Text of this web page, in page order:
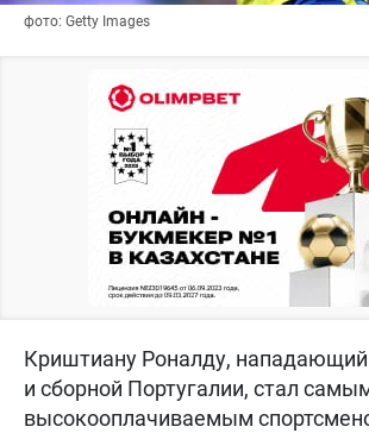
фото: Getty Images
Криштиану Роналду, нападающий
и сборной Португалии, стал
высокооплачиваемым